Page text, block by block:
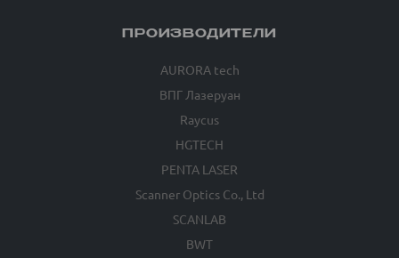
ПРОИЗВОДИТЕЛИ
AURORA tech
ВПГ Лазеруан
Raycus
HGTECH
PENTA LASER
Scanner Optics Co., Ltd
SCANLAB
BWT